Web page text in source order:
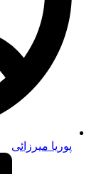
پوریا میرزائی